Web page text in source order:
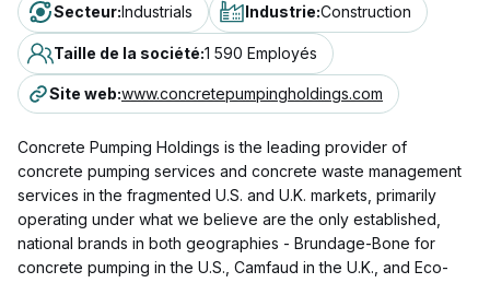
Secteur:Industrials Industrie:Construction
Taille de la société:1 590 Employés
Site web:www.concretepumpingholdings.com
Concrete Pumping Holdings is the leading provider of
concrete pumping services and concrete waste management
services in the fragmented U.S. and U.K. markets, primarily
operating under what we believe are the only established,
national brands in both geographies - Brundage-Bone for
concrete pumping in the U.S., Camfaud in the U.K., and Eco-